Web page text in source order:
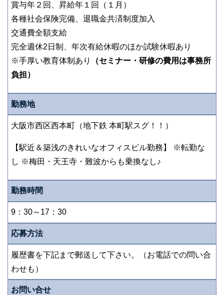
賞与年２回、昇給年１回（１月）
各種社会保険完備、退職金共済制度加入
交通費全額支給
完全週休2日制、年次有給休暇のほか試験休暇あり
※手厚い教育体制あり
（セミナー・研修の費用は事務所
負担）
勤務地
大阪市西区西本町（地下鉄 本町駅スグ！！）
【駅近＆築浅のきれいなオフィスビル勤務】 ※転勤な
し ※梅田・天王寺・難波からも乗換なし♪
勤務時間
9：30～17：30
応募方法
履歴書を下記まで郵送して下さい。（お電話での問い合
わせも）
お問い合せ